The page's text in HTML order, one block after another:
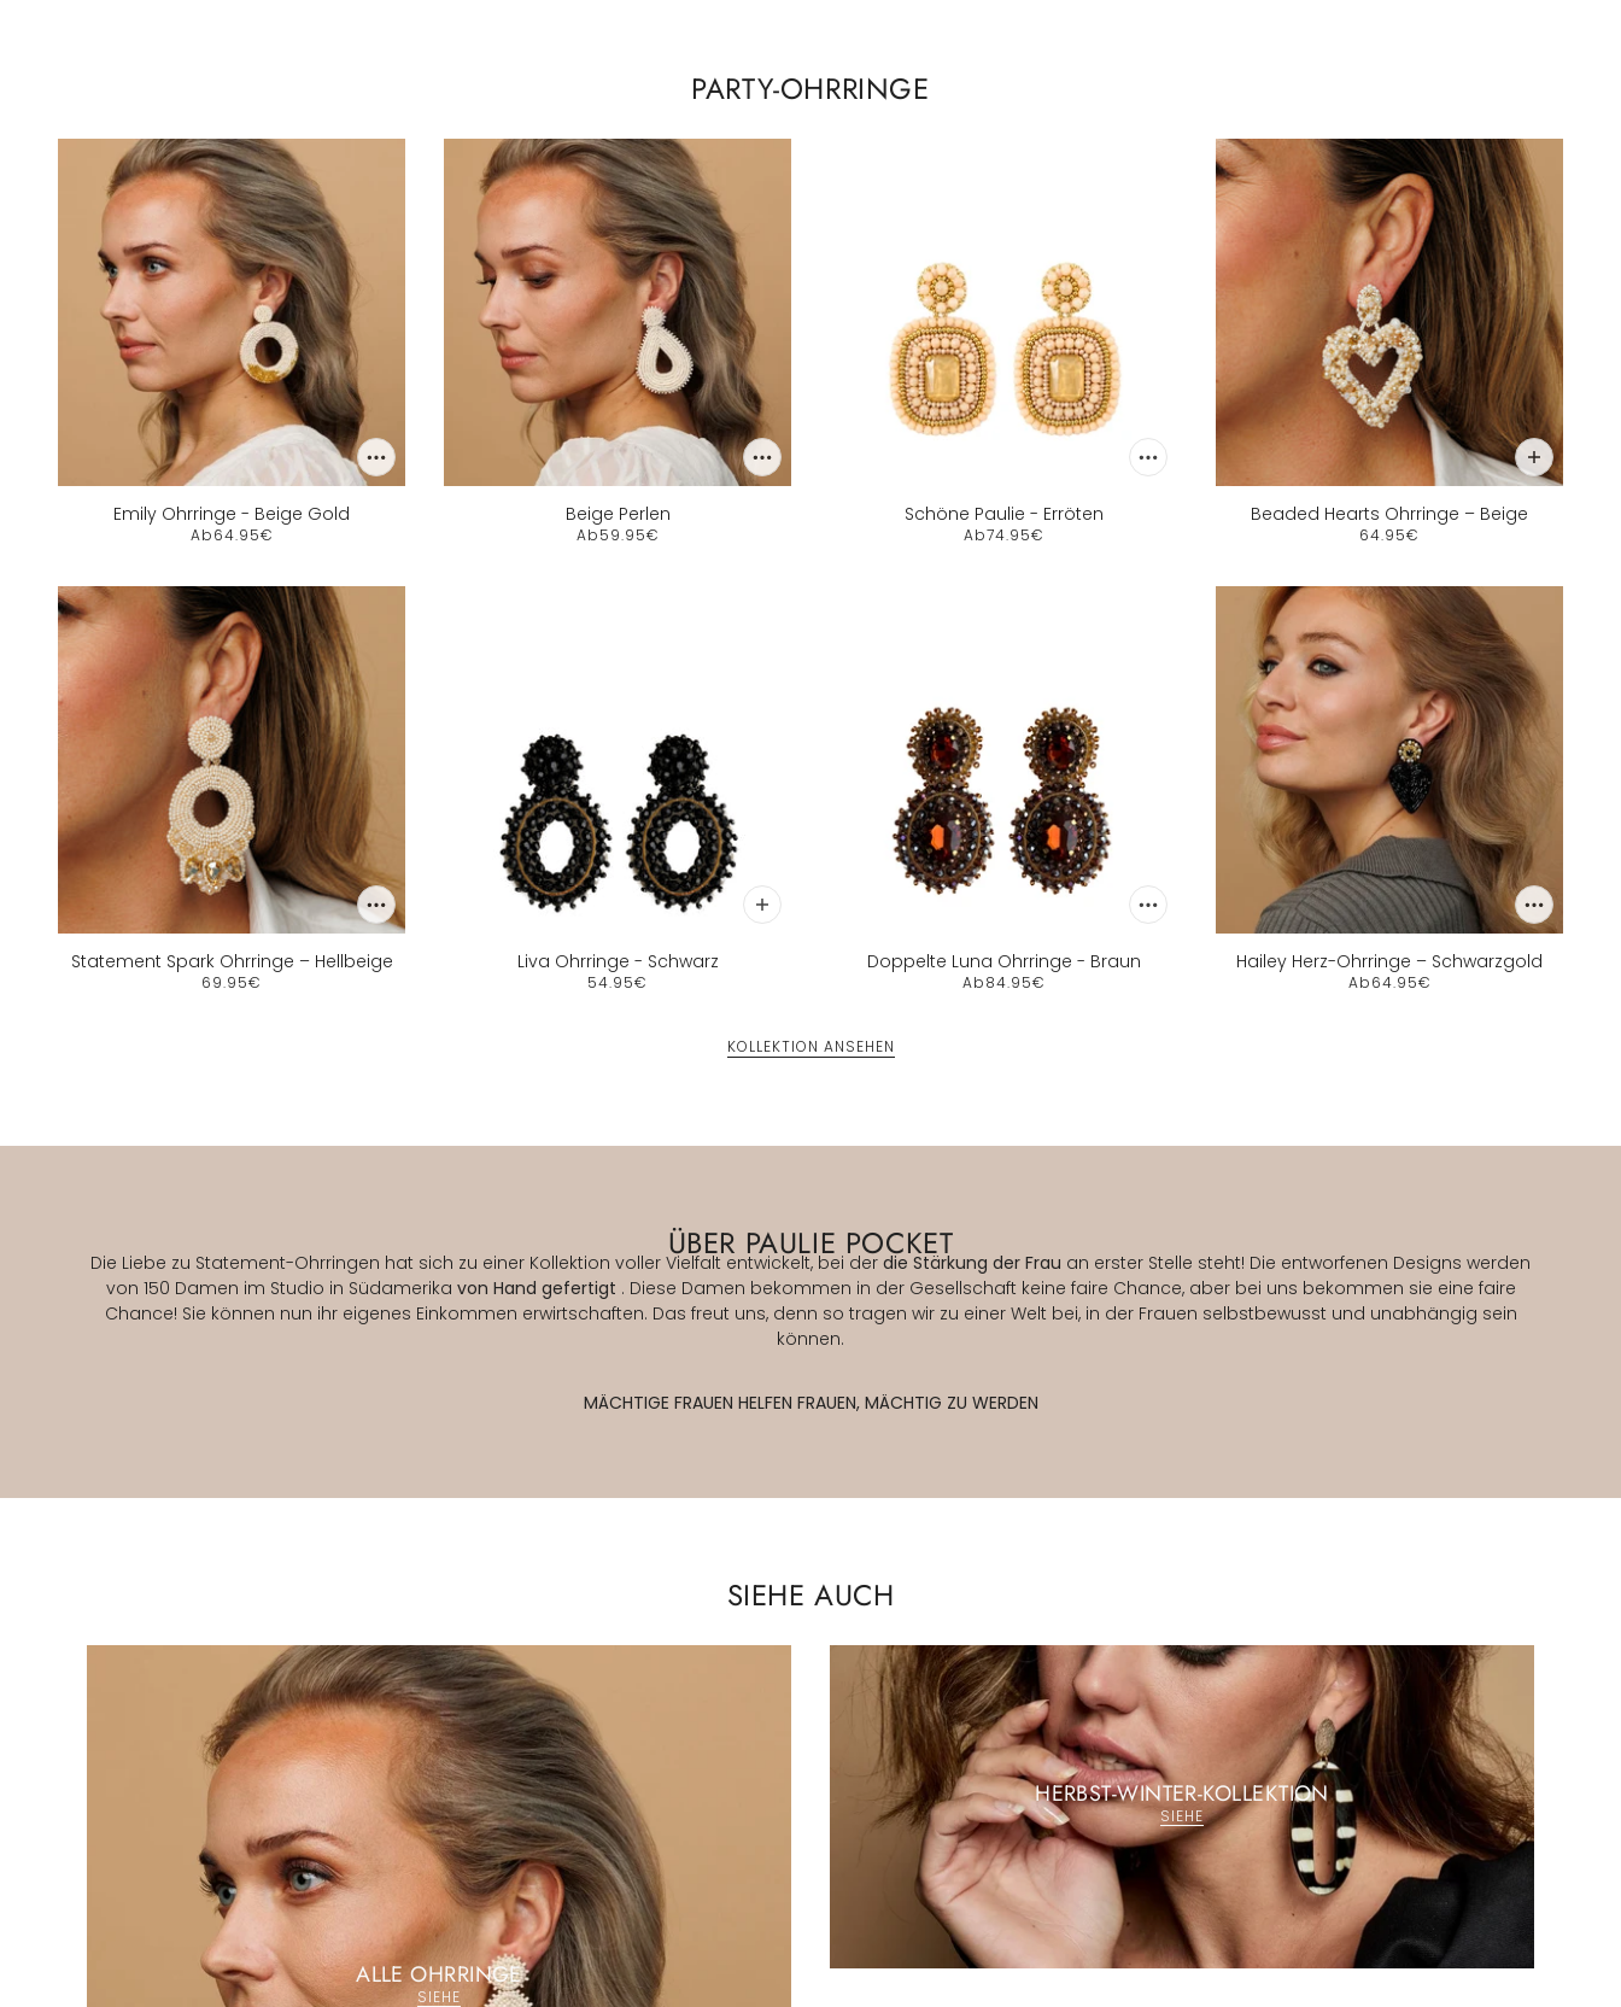
PARTY-OHRRINGE
Emily Ohrringe - Beige Gold
Ab64.95€
Beige Perlen
Ab59.95€
Schöne Paulie - Erröten
Ab74.95€
Beaded Hearts Ohrringe – Beige
64.95€
Statement Spark Ohrringe – Hellbeige
69.95€
Liva Ohrringe - Schwarz
54.95€
Doppelte Luna Ohrringe - Braun
Ab84.95€
Hailey Herz-Ohrringe – Schwarzgold
Ab64.95€
KOLLEKTION ANSEHEN
ÜBER PAULIE POCKET
Die Liebe zu Statement-Ohrringen hat sich zu einer Kollektion voller Vielfalt entwickelt, bei der die Stärkung der Frau an erster Stelle steht! Die entworfenen Designs werden
von 150 Damen im Studio in Südamerika von Hand gefertigt . Diese Damen bekommen in der Gesellschaft keine faire Chance, aber bei uns bekommen sie eine faire
Chance! Sie können nun ihr eigenes Einkommen erwirtschaften. Das freut uns, denn so tragen wir zu einer Welt bei, in der Frauen selbstbewusst und unabhängig sein
können.
MÄCHTIGE FRAUEN HELFEN FRAUEN, MÄCHTIG ZU WERDEN
SIEHE AUCH
ALLE OHRRINGE
SIEHE
HERBST-WINTER-KOLLEKTION
SIEHE